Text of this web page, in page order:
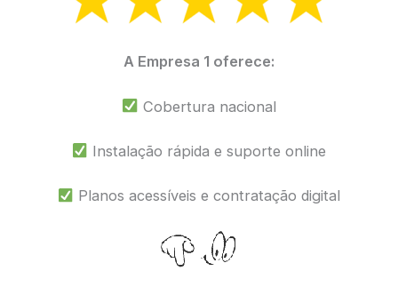
A Empresa 1 oferece:
Cobertura nacional
Instalação rápida e suporte online
Planos acessíveis e contratação digital